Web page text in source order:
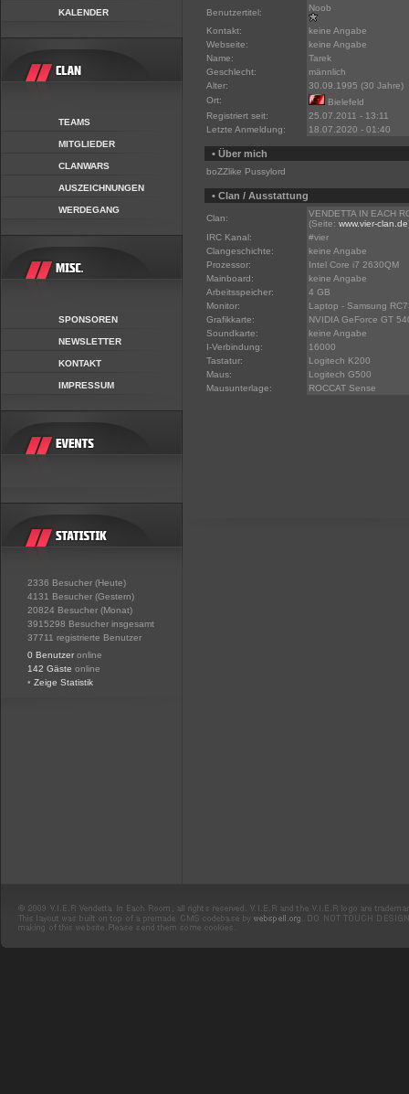
KALENDER
TEAMS
MITGLIEDER
CLANWARS
AUSZEICHNUNGEN
WERDEGANG
SPONSOREN
NEWSLETTER
KONTAKT
IMPRESSUM
2336 Besucher (Heute)
4131 Besucher (Gestern)
20824 Besucher (Monat)
3915298 Besucher insgesamt
37711 registrierte Benutzer
0 Benutzer online
142 Gäste online
• Zeige Statistik
Benutzertitel:
Noob
Kontakt:
keine Angabe
Webseite:
keine Angabe
Name:
Tarek
Geschlecht:
männlich
Alter:
30.09.1995 (30 Jahre)
Ort:
Bielefeld
Registriert seit:
25.07.2011 - 13:11
Letzte Anmeldung:
18.07.2020 - 01:40
• Über mich
boZZlike Pussylord
• Clan / Ausstattung
Clan:
VENDETTA IN EACH
(Seite: www.vier-clan.de
IRC Kanal:
#vier
Clangeschichte:
keine Angabe
Prozessor:
Intel Core i7 2630QM
Mainboard:
keine Angabe
Arbeitsspeicher:
4 GB
Monitor:
Laptop - Samsung
Grafikkarte:
NVIDIA GeForce GT
Soundkarte:
keine Angabe
I-Verbindung:
16000
Tastatur:
Logitech K200
Maus:
Logitech G500
Mausunterlage:
ROCCAT Sense